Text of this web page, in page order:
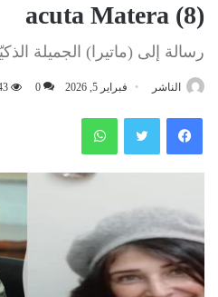
acuta Matera (8)
رسالة إلى (ماتيرا) الجميلة
الناشر فبراير 5, 2026 0
فيسبوك تويتر واتساب